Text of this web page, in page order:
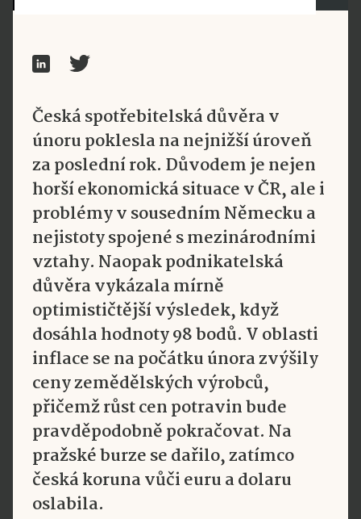
Česká spotřebitelská důvěra v
únoru poklesla na nejnižší úroveň
za poslední rok. Důvodem je nejen
horší ekonomická situace v ČR, ale i
problémy v sousedním Německu a
nejistoty spojené s mezinárodními
vztahy. Naopak podnikatelská
důvěra vykázala mírně
optimističtější výsledek, když
dosáhla hodnoty 98 bodů. V oblasti
inflace se na počátku února zvýšily
ceny zemědělských výrobců,
přičemž růst cen potravin bude
pravděpodobně pokračovat. Na
pražské burze se dařilo, zatímco
česká koruna vůči euru a dolaru
oslabila.